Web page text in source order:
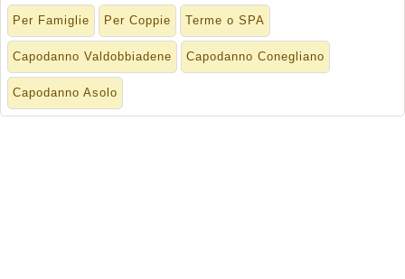
Per Famiglie Per Coppie Terme o SPA
Capodanno Valdobbiadene Capodanno Conegliano
Capodanno Asolo